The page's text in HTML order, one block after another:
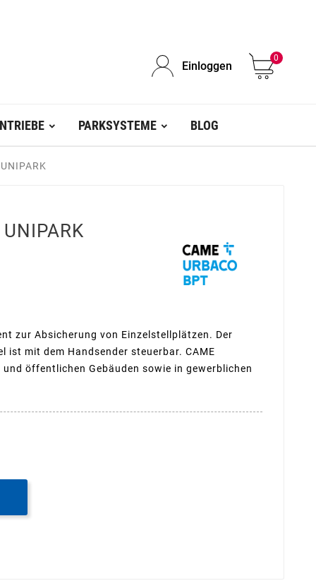
Einloggen
0
PARKSYSTEME BLOG
zur Absicherung von Einzelstellplätzen. Der
ist mit dem Handsender steuerbar. CAME
öffentlichen Gebäuden sowie in gewerblichen